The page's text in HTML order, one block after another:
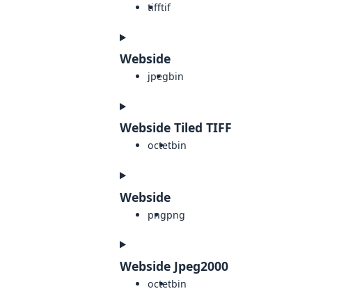
tifftif
Webside
jpegbin
Webside Tiled TIFF
octetbin
Webside
pngpng
Webside Jpeg2000
octetbin